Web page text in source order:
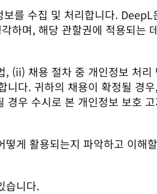
를 수집 및 처리합니다.
하며, 해당 관할권에 적용되는
(ii) 채용 절차 중 개인정보 처
다. 귀하의 채용이 확정될 경
우 수시로 본 개인정보 보호
게 활용되는지 파악하고 이해
습니다.